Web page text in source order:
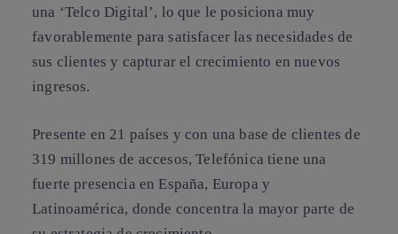
una ‘Telco Digital’, lo que le posiciona muy
favorablemente para satisfacer las necesidades de
sus clientes y capturar el crecimiento en nuevos
ingresos.
Presente en 21 países y con una base de clientes de
319 millones de accesos, Telefónica tiene una
fuerte presencia en España, Europa y
Latinoamérica, donde concentra la mayor parte de